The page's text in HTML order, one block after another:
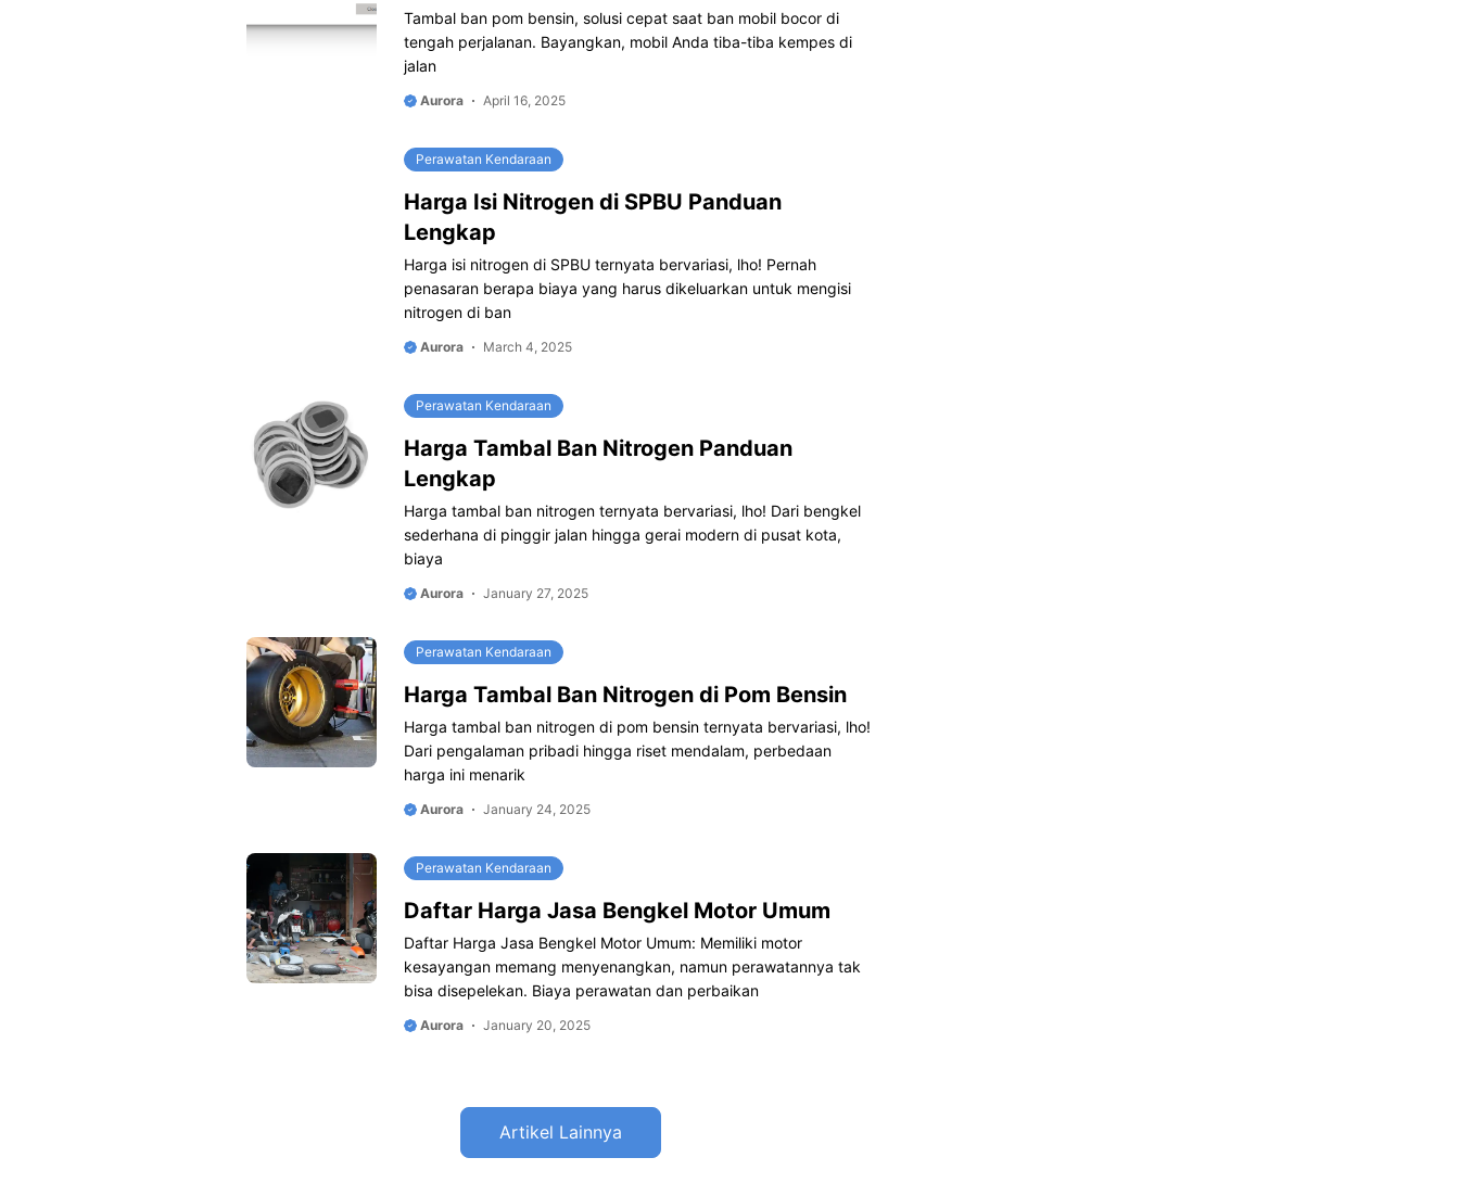
Tambal ban pom bensin, solusi cepat saat ban mobil bocor di
tengah perjalanan. Bayangkan, mobil Anda tiba-tiba kempes di
jalan
Aurora April 16, 2025
Perawatan Kendaraan
Harga Isi Nitrogen di SPBU Panduan
Lengkap
Harga isi nitrogen di SPBU ternyata bervariasi, lho! Pernah
penasaran berapa biaya yang harus dikeluarkan untuk mengisi
nitrogen di ban
Aurora March 4, 2025
Perawatan Kendaraan
Harga Tambal Ban Nitrogen Panduan
Lengkap
Harga tambal ban nitrogen ternyata bervariasi, lho! Dari bengkel
sederhana di pinggir jalan hingga gerai modern di pusat kota,
biaya
Aurora January 27, 2025
Perawatan Kendaraan
Harga Tambal Ban Nitrogen di Pom Bensin
Harga tambal ban nitrogen di pom bensin ternyata bervariasi, lho!
Dari pengalaman pribadi hingga riset mendalam, perbedaan
harga ini menarik
Aurora January 24, 2025
Perawatan Kendaraan
Daftar Harga Jasa Bengkel Motor Umum
Daftar Harga Jasa Bengkel Motor Umum: Memiliki motor
kesayangan memang menyenangkan, namun perawatannya tak
bisa disepelekan. Biaya perawatan dan perbaikan
Aurora January 20, 2025
Artikel Lainnya